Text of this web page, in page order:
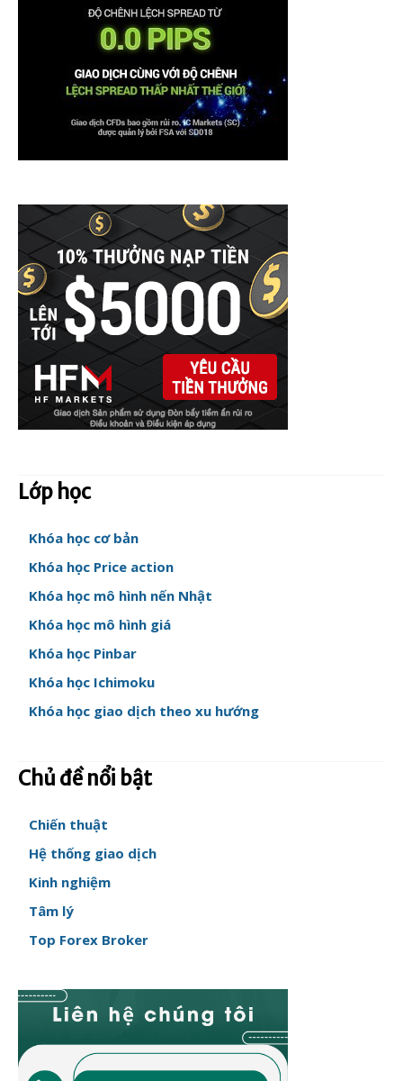
Lớp học
Khóa học cơ bản
Khóa học Price action
Khóa học mô hình nến Nhật
Khóa học mô hình giá
Khóa học Pinbar
Khóa học Ichimoku
Khóa học giao dịch theo xu hướng
Chủ đề nổi bật
Chiến thuật
Hệ thống giao dịch
Kinh nghiệm
Tâm lý
Top Forex Broker